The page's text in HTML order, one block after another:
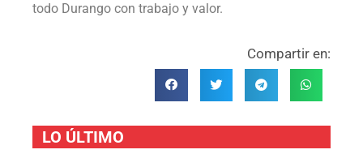
todo Durango con trabajo y valor.
Compartir en:
LO ÚLTIMO